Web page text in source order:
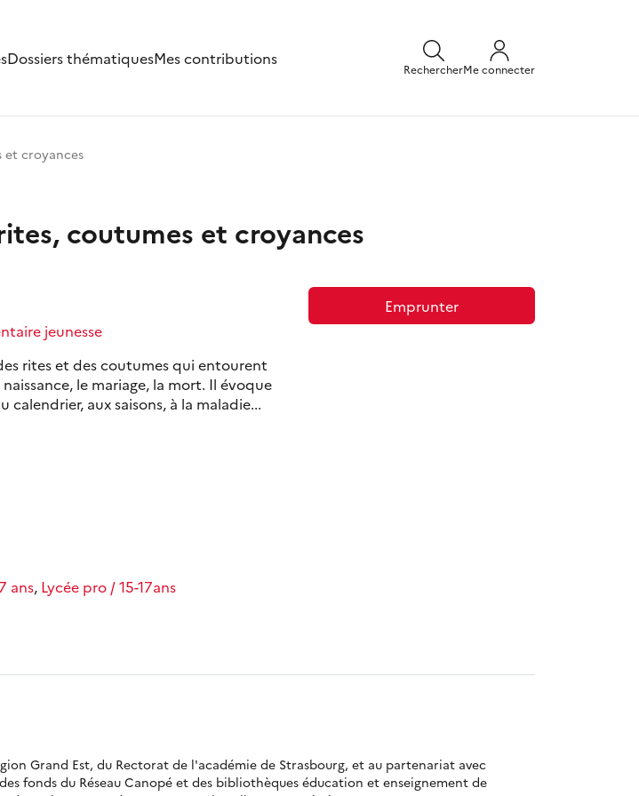
Dossiers thématiquesMes contributions
RechercherMe connecter
et croyances
coutumes et croyances
jeunesse
rites et des coutumes qui entourent
le mariage, la mort. Il évoque
calendrier, aux saisons, à la maladie...
Emprunter
ans, Lycée pro / 15-17ans
Grand Est, du Rectorat de l'académie de Strasbourg, et au partenariat avec
fonds du Réseau Canopé et des bibliothèques éducation et enseignement de